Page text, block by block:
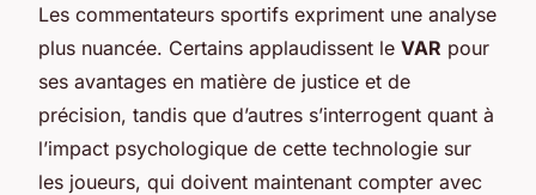
Les commentateurs sportifs expriment une analyse
plus nuancée. Certains applaudissent le VAR pour
ses avantages en matière de justice et de
précision, tandis que d’autres s’interrogent quant à
l’impact psychologique de cette technologie sur
les joueurs, qui doivent maintenant compter avec